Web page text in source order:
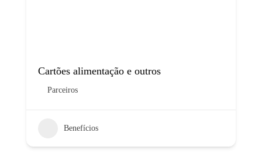
Cartões alimentação e outros
Parceiros
Benefícios